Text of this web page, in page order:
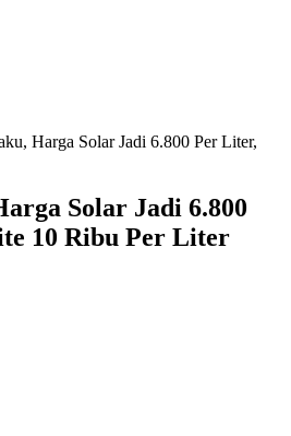
Harga Solar Jadi 6.800 Per Liter,
Solar Jadi 6.800
10 Ribu Per Liter